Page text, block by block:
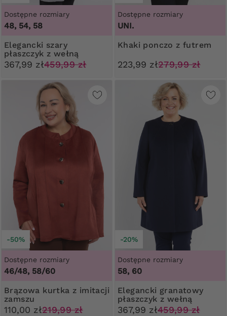
Dostępne rozmiary
48, 54, 58
Elegancki szary
płaszczyk z wełną
367,99 zł459,99 zł
Dostępne rozmiary
UNI.
Khaki ponczo z futrem
223,99 zł279,99 zł
-50%
Dostępne rozmiary
46/48, 58/60
Brązowa kurtka z imitacji
zamszu
110,00 zł219,99 zł
-20%
Dostępne rozmiary
58, 60
Elegancki granatowy
płaszczyk z wełną
367,99 zł459,99 zł